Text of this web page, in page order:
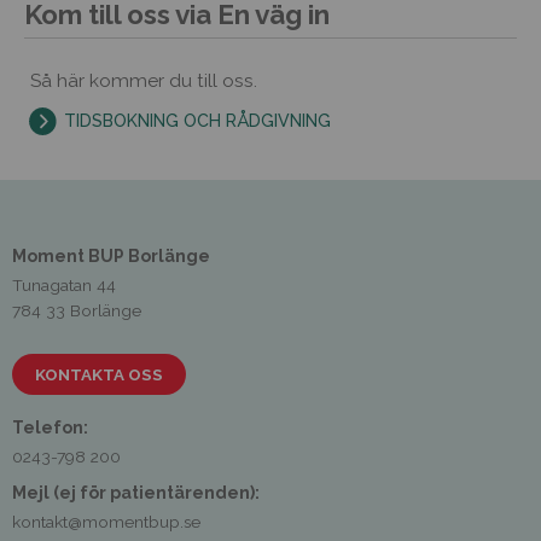
Kom till oss via En väg in
Så här kommer du till oss.
TIDSBOKNING OCH RÅDGIVNING
Moment BUP Borlänge
Tunagatan 44
784 33 Borlänge
KONTAKTA OSS
Telefon:
0243-798 200
Mejl (ej för patientärenden):
kontakt@momentbup.se